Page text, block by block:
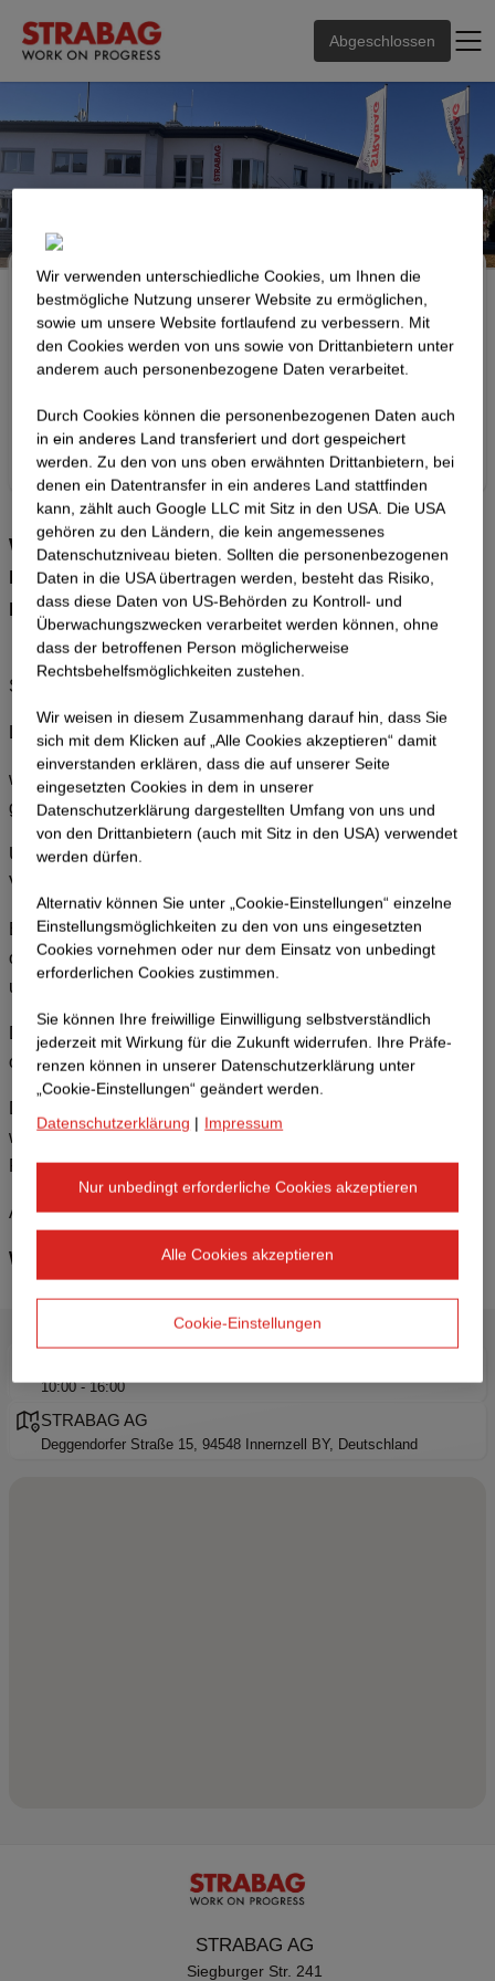
Abgeschlossen
Einweihungsfeier des neuen
Standorts Innernzell
18. Juli 2026
10:00 - 16:00
Deggendorfer Straße 15, 94548 Innernzell BY, Deutschland
Anmeldungen sind abgeschlossen
Willkommen zur Anmeldung für die
Einweihungsfeier des neuen Standorts in
Innernzell!
Sehr geehrte Damen und Herren,
Liebe Kolleginnen und Kollegen,
wir freuen uns, dass ihr diesen besonderen Meilenstein
gemeinsam mit uns feiern möchtet!
Über dieses Formular könnt ihr euch ganz einfach für die
Veranstaltung registrieren.
Euch erwartet ein abwechslungsreicher Tag mit einem
offiziellen Teil, Essen und Getränken sowie einem
unterhaltsamen Musik- und Kinderprogramm.
Die Parkmöglichkeiten sind im Reiter „Anfahrt & Parken“ im
oberen Menü der Seite erläutert.
wir euch im Anmeldeformular anzugeben, mit wie vielen
Personen (Partner und Kinder) ihr teilnehmt.
Anmeldeschluss ist am 31. Mai 2026.
Wir freuen uns auf einen großartigen Tag mit euch!
10:00 - 16:00
STRABAG AG
Deggendorfer Straße 15, 94548 Innernzell BY, Deutschland
STRABAG AG
Siegburger Str. 241
Wir verwenden unterschiedliche Cookies, um Ihnen die
best­mögliche Nutzung unserer Website zu ermöglichen,
sowie um unsere Website fortlaufend zu verbessern. Mit
den Cookies werden von uns sowie von Drittanbietern unter
anderem auch personenbezogene Daten verarbeitet.
Durch Cookies können die personenbezogenen Daten auch
in ein anderes Land transferiert und dort gespeichert
werden. Zu den von uns oben erwähnten Drittanbietern, bei
denen ein Datentransfer in ein anderes Land stattfinden
kann, zählt auch Google LLC mit Sitz in den USA. Die USA
gehören zu den Ländern, die kein angemessenes
Datenschutzniveau bieten. Sollten die personenbezogenen
Daten in die USA übertragen werden, besteht das Risiko,
dass diese Daten von US-Behörden zu Kontroll- und
Überwachungszwecken verarbeitet werden können, ohne
dass der betroffenen Person möglicherweise
Rechtsbehelfsmöglichkeiten zustehen.
Wir weisen in diesem Zusammenhang darauf hin, dass Sie
sich mit dem Klicken auf „Alle Cookies akzeptieren“ damit
ein­ver­standen erklären, dass die auf unserer Seite
eingesetzten Cookies in dem in unserer
Datenschutzerklärung dargestellten Umfang von uns und
von den Drittanbietern (auch mit Sitz in den USA) verwendet
werden dürfen.
Alternativ können Sie unter „Cookie-Einstellungen“ einzelne
Einstellungsmöglichkeiten zu den von uns eingesetzten
Cookies vornehmen oder nur dem Einsatz von unbedingt
erforderlichen Cookies zustimmen.
Sie können Ihre freiwillige Einwilligung selbstverständlich
jederzeit mit Wirkung für die Zukunft widerrufen. Ihre Prä­fe­
renzen können in unserer Datenschutzerklärung unter
„Cookie-Einstellungen“ geändert werden.
Datenschutzerklärung | Impressum
Nur unbedingt erforderliche Cookies akzeptieren
Alle Cookies akzeptieren
Cookie-Einstellungen